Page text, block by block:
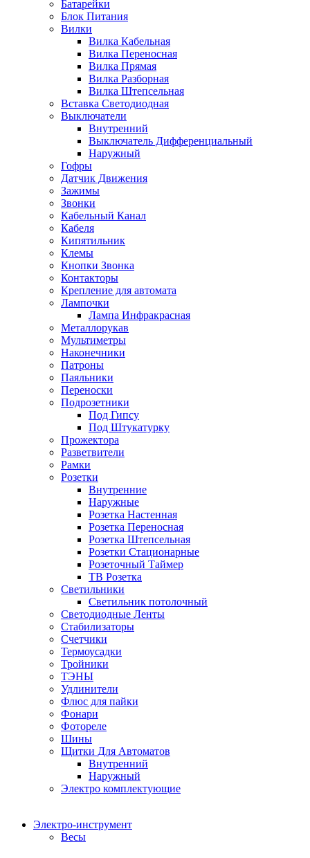
Батарейки
Блок Питания
Вилки
Вилка Кабельная
Вилка Переносная
Вилка Прямая
Вилка Разборная
Вилка Штепсельная
Вставка Светодиодная
Выключатели
Внутренний
Выключатель Дифференциальный
Наружный
Гофры
Датчик Движения
Зажимы
Звонки
Кабельный Канал
Кабеля
Кипятильник
Клемы
Кнопки Звонка
Контакторы
Крепление для автомата
Лампочки
Лампа Инфракрасная
Металлорукав
Мультиметры
Наконечники
Патроны
Паяльники
Переноски
Подрозетники
Под Гипсу
Под Штукатурку
Прожектора
Разветвители
Рамки
Розетки
Внутренние
Наружные
Розетка Настенная
Розетка Переносная
Розетка Штепсельная
Розетки Стационарные
Розеточный Таймер
ТВ Розетка
Светильники
Светильник потолочный
Светодиодные Ленты
Стабилизаторы
Счетчики
Термоусадки
Тройники
ТЭНЫ
Удлинители
Флюс для пайки
Фонари
Фотореле
Шины
Щитки Для Автоматов
Внутренний
Наружный
Электро комплектующие
Электро-инструмент
Весы